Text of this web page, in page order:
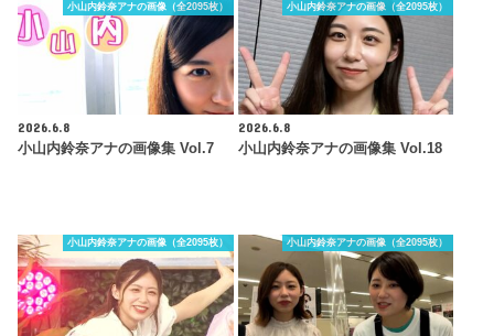
小山内鈴奈アナの画像（全2095枚）
2026.6.8
小山内鈴奈アナの画像集 Vol.7
小山内鈴奈アナの画像（全2095枚）
2026.6.8
小山内鈴奈アナの画像集 Vol.18
小山内鈴奈アナの画像（全2095枚） 小山内鈴奈アナの画像（全2095枚）